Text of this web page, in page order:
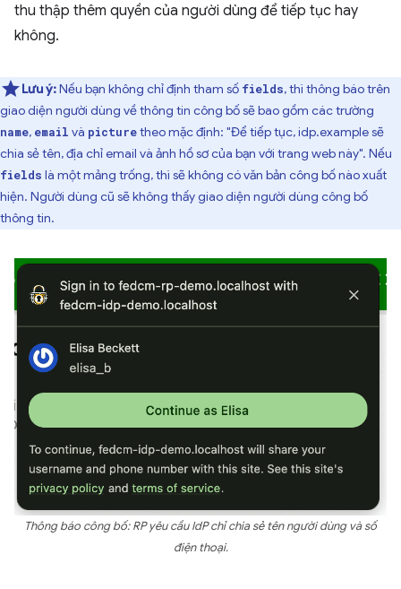
thu thập thêm quyền của người dùng để tiếp tục hay
không.
Lưu ý:Nếu bạn không chỉ định tham số fields, thì thông báo trên
giao diện người dùng về thông tin công bố sẽ bao gồm các trường
name, email và picturetheo mặc định: "Để tiếp tục, idp.example sẽ
chia sẻ tên, địa chỉ email và ảnh hồ sơ của bạn với trang web này". Nếu
fields là một mảng trống, thì sẽ không có văn bản công bố nào xuất
hiện. Người dùng cũ sẽ không thấy giao diện người dùng công bố
thông tin.
Thông báo công bố: RP yêu cầu IdP chỉ chia sẻ tên người dùng và số
điện thoại.